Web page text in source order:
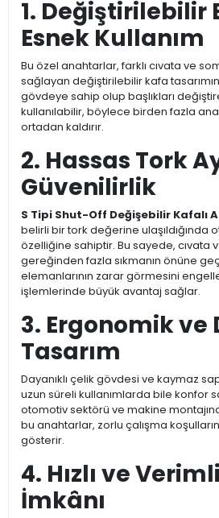
1. Değiştirilebilir
Esnek Kullanım
Bu özel anahtarlar, farklı cıvata ve
sağlayan değiştirilebilir kafa
gövdeye sahip olup başlıkları
kullanılabilir, böylece birden fazla
ortadan kaldırır.
2. Hassas Tork
Güvenilirlik
S Tipi Shut-Off Değişebilir Kafalı
belirli bir tork değerine ulaşıldığında
özelliğine sahiptir. Bu sayede, cıvata
gereğinden fazla sıkmanın önüne
elemanlarının zarar görmesini
işlemlerinde büyük avantaj sağlar.
3. Ergonomik ve
Tasarım
Dayanıklı çelik gövdesi ve kaymaz
uzun süreli kullanımlarda bile konfor
otomotiv sektörü ve makine
bu anahtarlar, zorlu çalışma
gösterir.
4. Hızlı ve
İmkânı